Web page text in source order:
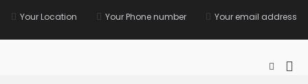
zum Your Location Your Phone number Your email address
Such-